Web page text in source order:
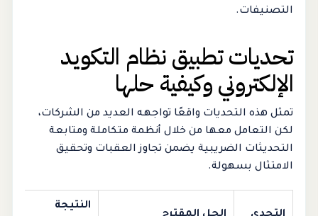
التصنيفات.
تحديات تطبيق نظام التكويد
الإلكتروني وكيفية حلها
تمثل هذه التحديات واقعًا تواجهه العديد من الشركات،
لكن التعامل معها من خلال أنظمة متكاملة ومتابعة
التحديثات الضريبية يضمن تجاوز العقبات وتحقيق
الامتثال بسهولة.
النتيجة